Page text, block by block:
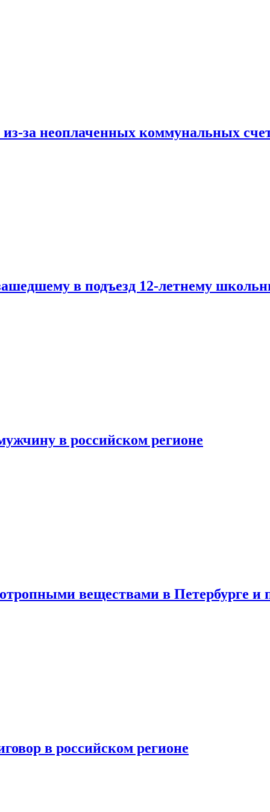
за неоплаченных коммунальных
в подъезд 12-летнему
в российском регионе
веществами в Петербурге
в российском регионе